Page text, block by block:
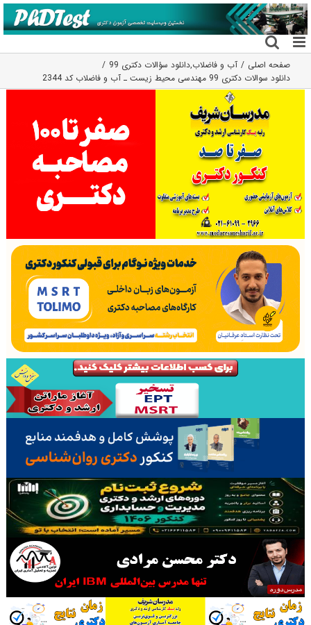
رفتن
به
محتوا
صفحه اصلی آب و فاضلاب,دانلود سؤالات دکتری 99
دانلود سوالات دکتری 99 مهندسی محیط زیست ـ آب و فاضلاب کد 2344